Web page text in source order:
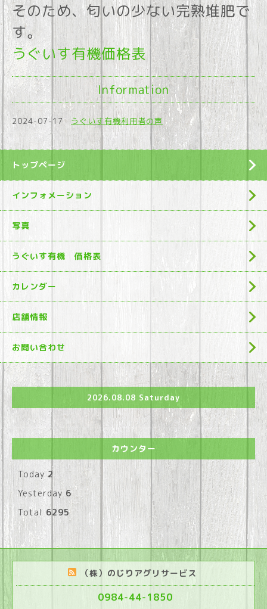
そのため、匂いの少ない完熟堆肥で
す。
うぐいす有機価格表
Information
2024-07-17 うぐいす有機利用者の声
トップページ
インフォメーション
写真
うぐいす有機 価格表
カレンダー
店舗情報
お問い合わせ
2026.08.08 Saturday
カウンター
Today2
Yesterday 6
Total 6295
（株）のじりアグリサービス
0984-44-1850